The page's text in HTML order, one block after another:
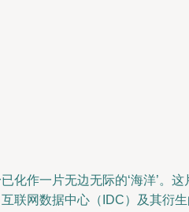
化作一片无边无际的‘海洋’。
互联网数据中心（IDC）及其